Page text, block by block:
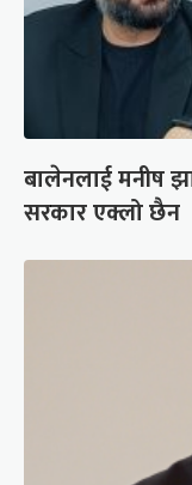
बालेनलाई मनीष
सरकार एक्लो छैन